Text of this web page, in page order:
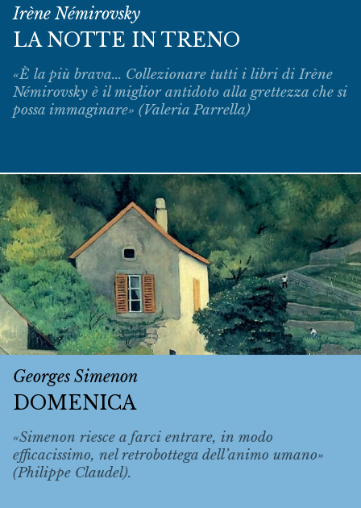
Irène Némirovsky
LA NOTTE IN TRENO
«È la più brava... Collezionare tutti i libri di Irène
Némirovsky è il miglior antidoto alla grettezza che si
possa immaginare» (Valeria Parrella)
Georges Simenon
DOMENICA
«Simenon riesce a farci entrare, in modo
efficacissimo, nel retrobottega dell’animo umano»
(Philippe Claudel).